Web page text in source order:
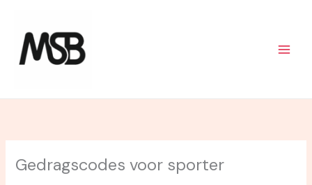
content
Gedragscodes voor sporter